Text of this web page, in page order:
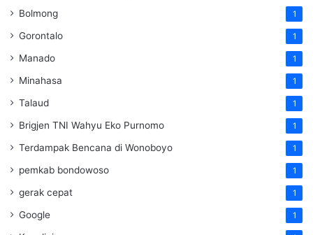
Bolmong 1
Gorontalo 1
Manado 1
Minahasa 1
Talaud 1
Brigjen TNI Wahyu Eko Purnomo 1
Terdampak Bencana di Wonoboyo 1
pemkab bondowoso 1
gerak cepat 1
Google 1